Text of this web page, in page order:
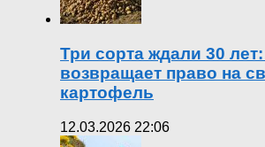
Три сорта ждали 30
возвращает право на
картофель
12.03.2026 22:06